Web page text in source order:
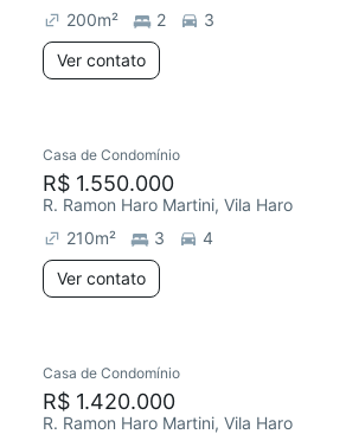
200m² 2
3
Ver contato
Casa de Condomínio
R$ 1.550.000
R. Ramon Haro Martini, Vila Haro
210m² 3
4
Ver contato
Casa de Condomínio
R$ 1.420.000
R. Ramon Haro Martini, Vila Haro